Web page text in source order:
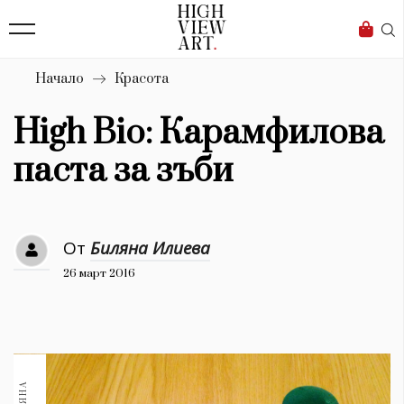
Бизнес
Мода
Dialogue
Изкуство
4339
Красота
777
Книги 1188
Начало Красота
High Bio: Карамфилова
паста за зъби
От Биляна Илиева
26 март 2016